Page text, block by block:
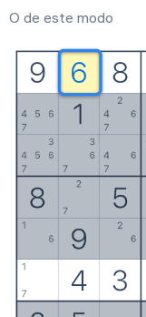
O de este modo